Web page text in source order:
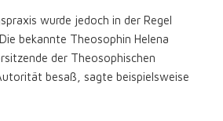
wurde jedoch in der Regel
bekannte Theosophin Helena
der Theosophischen
besaß, sagte beispielsweise